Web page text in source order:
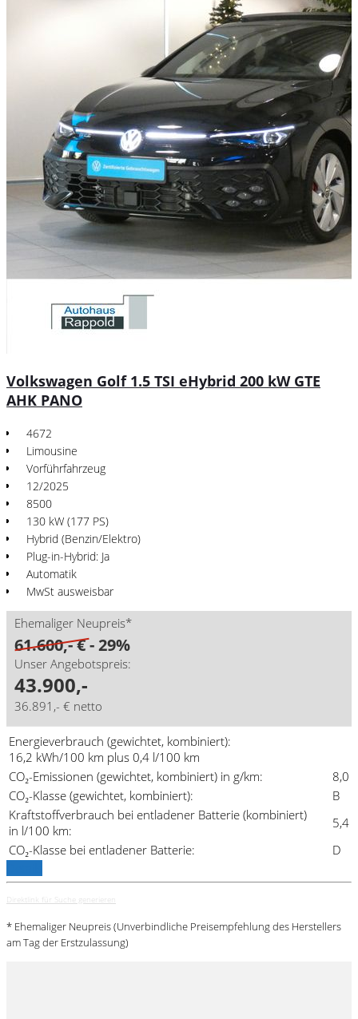
Volkswagen Golf 1.5 TSI eHybrid 200 kW GTE
AHK PANO
4672
Limousine
Vorführfahrzeug
12/2025
8500
130 kW (177 PS)
Hybrid (Benzin/Elektro)
Plug-in-Hybrid: Ja
Automatik
MwSt ausweisbar
Ehemaliger Neupreis*
61.600,- €- 29%
Unser Angebotspreis:
43.900,-
36.891,- € netto
Energieverbrauch (gewichtet, kombiniert):
16,2 kWh/100 km plus 0,4 l/100 km
CO₂-Emissionen (gewichtet, kombiniert) in g/km:
8,0
CO₂-Klasse (gewichtet, kombiniert):
B
Kraftstoffverbrauch bei entladener Batterie (kombiniert)
in l/100 km:
5,4
CO₂-Klasse bei entladener Batterie:
D
Direktlink für Suche generieren
* Ehemaliger Neupreis (Unverbindliche Preisempfehlung des Herstellers
am Tag der Erstzulassung)